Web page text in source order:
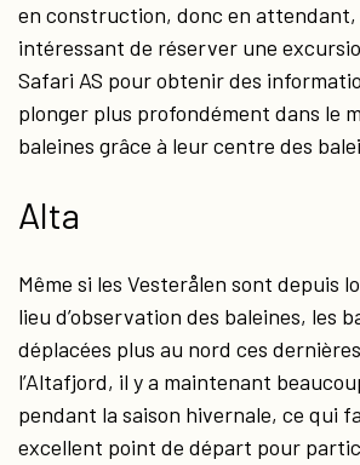
en construction, donc en
intéressant de réserver une
Safari AS pour obtenir des
plonger plus profondément dans le
baleines grâce à leur centre des
Alta
Même si les Vesterålen sont depuis
lieu d’observation des baleines, les
déplacées plus au nord ces
l’Altafjord, il y a maintenant
pendant la saison hivernale, ce qui
excellent point de départ pour